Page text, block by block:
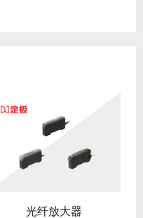
光纤放大器